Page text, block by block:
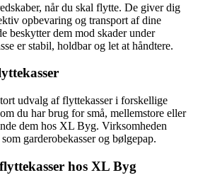
når du skal flytte. De giver dig
opbevaring og transport af dine
beskytter dem mod skader under
er stabil, holdbar og let at håndtere.
udvalg af flyttekasser i forskellige
du har brug for små, mellemstore eller
dem hos XL Byg. Virksomheden
garderobekasser og bølgepap.
hos XL Byg